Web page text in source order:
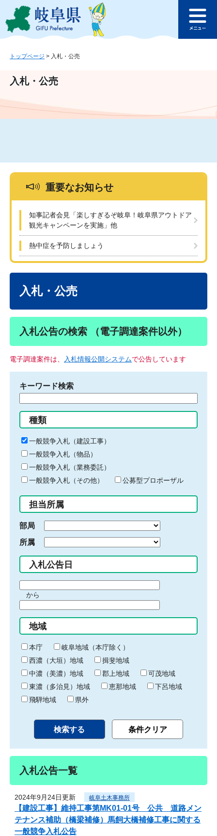
ジ
ュ
文
このページの本文へ
ュ
トップページ > 入札・公売
入札・公売
重要なお知らせ
知事記者会見「楽しすぎるぞ岐阜！岐阜県アウトドア
観光キャンペーンを実施」他
熱中症を予防しましょう
入札・公売
入札公告の検索 （電子調達案件以外）
電子調達案件は、 入札情報公開システムで公告しています
キーワード検索
る
キ
ー
ワ
ー
ド
入
力
種類
一般競争入札（建設工事）
一般競争入札（物品）
一般競争入札（業務委託）
一般競争入札（その他）
公募型プロポーザル
担当所属
部局
所属
入札公告日
間
始
り
から
間
終
わ
り
地域
本庁
岐阜地域（本庁除く）
西濃（大垣）地域
揖斐地域
中濃（美濃）地域
郡上地域
可茂地域
東濃（多治見）地域
恵那地域
下呂地域
飛騨地域
県外
入札公告一覧
2024年9月24日更新 岐阜土木事務所
【建設工事】維持工事第MK01-01号 公共 道路メン
テナンス補助（橋梁補修）馬飼大橋補修工事に関する
一般競争入札公告